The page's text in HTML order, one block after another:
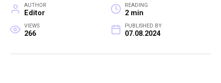
AUTHOR
Editor
READING
2 min
VIEWS
266
PUBLISHED BY
07.08.2024